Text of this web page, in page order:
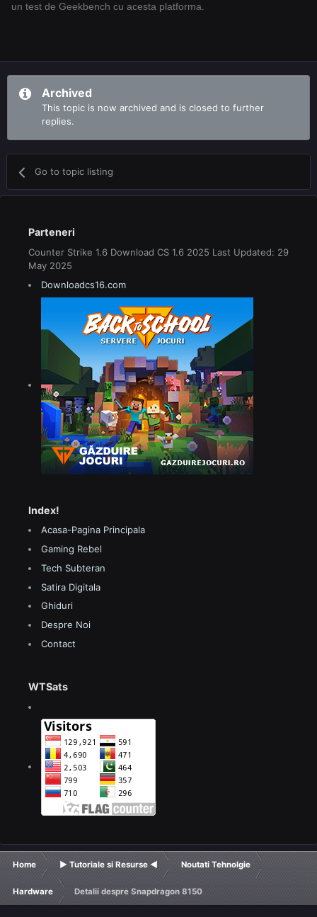
un test de Geekbench cu acesta platforma.
Archived
This topic is now archived and is closed to further
replies.
Go to topic listing
Parteneri
Counter Strike 1.6 Download CS 1.6 2025 Last Updated: 29
May 2025
Downloadcs16.com
Index!
Acasa-Pagina Principala
Gaming Rebel
Tech Subteran
Satira Digitala
Ghiduri
Despre Noi
Contact
WTSats
Home ► Tutoriale si Resurse ◄ Noutati Tehnolgie
Hardware Detalii despre Snapdragon 8150